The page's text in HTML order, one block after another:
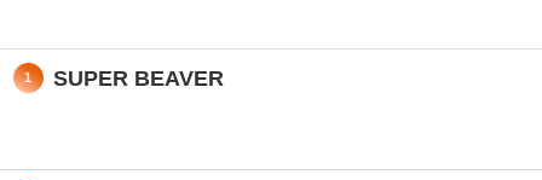
1 SUPER BEAVER